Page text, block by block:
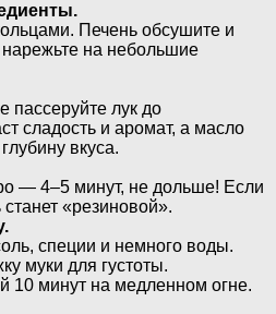
Печень обсушите и
на небольшие
пассеруйте лук до
сладость и аромат, а масло
вкуса.
— 4–5 минут, не дольше! Если
«резиновой».
специи и немного воды.
муки для густоты.
10 минут на медленном огне.